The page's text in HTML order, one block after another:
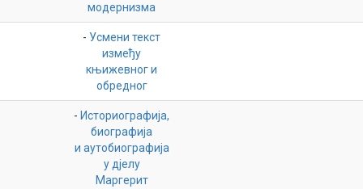
модернизма
- Усмени текст
између
књижевног и
обредног
- Историографија,
биографија
и аутобиографија
у дјелу
Маргерит